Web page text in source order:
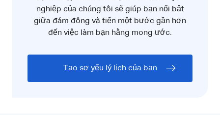
nghiệp của chúng tôi sẽ giúp bạn nổi bật
giữa đám đông và tiến một bước gần hơn
đến việc làm bạn hằng mong ước.
Tạo sơ yếu lý lịch của bạn